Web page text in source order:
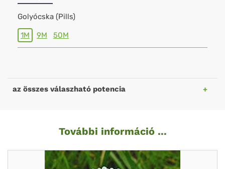
Golyócska (Pills)
1M 9M 50M
az összes válaszható potencia
További információ ...